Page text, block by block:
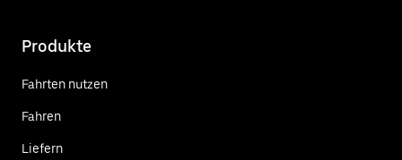
Produkte
Fahrten nutzen
Fahren
Liefern